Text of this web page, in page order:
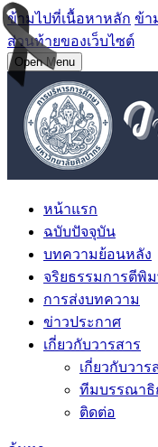
ข้ามไปที่เนื้อหาหลัก ข้า
ส่วนท้ายของเว็บไซต์
Open Menu
หน้าแรก
ฉบับปัจจุบัน
บทความย้อนหลัง
จริยธรรมการตีพิ
การส่งบทความ
ข่าวประกาศ
เกี่ยวกับวารสาร
เกี่ยวกับวาร
ทีมบรรณาธิ
ติดต่อ